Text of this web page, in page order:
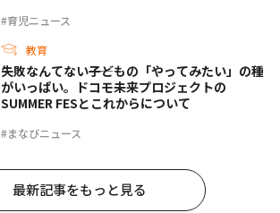
#育児ニュース
教育
#まなびニュース
失敗なんてない――子どもの「やってみたい」の種
がいっぱい。ドコモ未来プロジェクトの
SUMMER FESとこれからについて
最新記事をもっと見る